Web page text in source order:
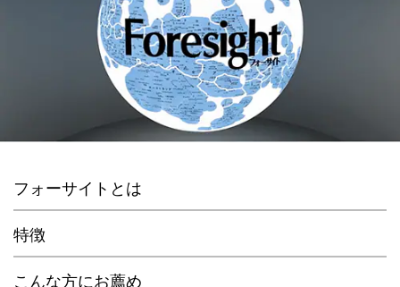
フォーサイトとは
特徴
こんな方にお薦め